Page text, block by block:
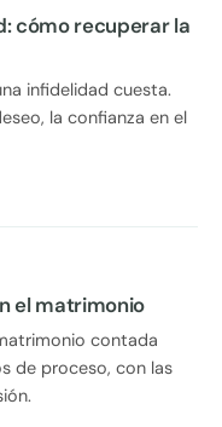
cómo recuperar la
infidelidad cuesta.
la confianza en el
el matrimonio
contada
de proceso, con las